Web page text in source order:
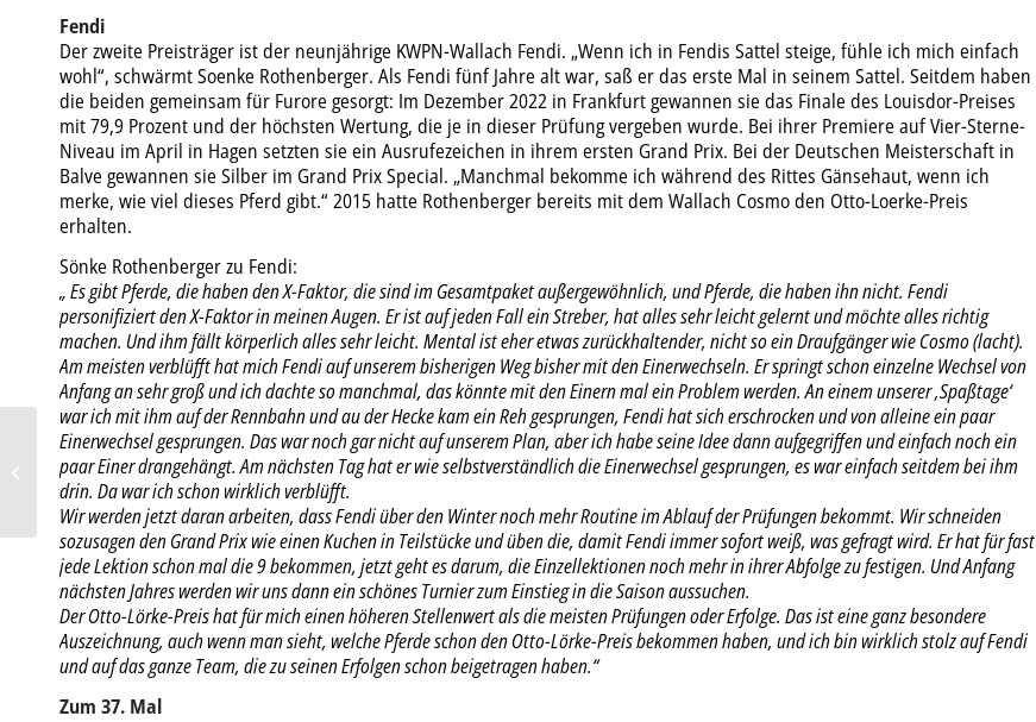
Fendi
Der zweite Preisträger ist der neunjährige KWPN-Wallach Fendi. „Wenn ich in Fendis Sattel steige, fühle ich mich einfach
wohl“, schwärmt Soenke Rothenberger. Als Fendi fünf Jahre alt war, saß er das erste Mal in seinem Sattel. Seitdem haben
die beiden gemeinsam für Furore gesorgt: Im Dezember 2022 in Frankfurt gewannen sie das Finale des Louisdor-Preises
mit 79,9 Prozent und der höchsten Wertung, die je in dieser Prüfung vergeben wurde. Bei ihrer Premiere auf Vier-Sterne-
Niveau im April in Hagen setzten sie ein Ausrufezeichen in ihrem ersten Grand Prix. Bei der Deutschen Meisterschaft in
Balve gewannen sie Silber im Grand Prix Special. „Manchmal bekomme ich während des Rittes Gänsehaut, wenn ich
merke, wie viel dieses Pferd gibt.“ 2015 hatte Rothenberger bereits mit dem Wallach Cosmo den Otto-Loerke-Preis
erhalten.
Sönke Rothenberger zu Fendi:
„ Es gibt Pferde, die haben den X-Faktor, die sind im Gesamtpaket außergewöhnlich, und Pferde, die haben ihn nicht. Fendi
personifiziert den X-Faktor in meinen Augen. Er ist auf jeden Fall ein Streber, hat alles sehr leicht gelernt und möchte alles richtig
machen. Und ihm fällt körperlich alles sehr leicht. Mental ist eher etwas zurückhaltender, nicht so ein Draufgänger wie Cosmo (lacht).
Am meisten verblüfft hat mich Fendi auf unserem bisherigen Weg bisher mit den Einerwechseln. Er springt schon einzelne Wechsel von
Anfang an sehr groß und ich dachte so manchmal, das könnte mit den Einern mal ein Problem werden. An einem unserer ‚Spaßtage‘
war ich mit ihm auf der Rennbahn und au der Hecke kam ein Reh gesprungen, Fendi hat sich erschrocken und von alleine ein paar
Einerwechsel gesprungen. Das war noch gar nicht auf unserem Plan, aber ich habe seine Idee dann aufgegriffen und einfach noch ein
paar Einer drangehängt. Am nächsten Tag hat er wie selbstverständlich die Einerwechsel gesprungen, es war einfach seitdem bei ihm
drin. Da war ich schon wirklich verblüfft.
Wir werden jetzt daran arbeiten, dass Fendi über den Winter noch mehr Routine im Ablauf der Prüfungen bekommt. Wir schneiden
sozusagen den Grand Prix wie einen Kuchen in Teilstücke und üben die, damit Fendi immer sofort weiß, was gefragt wird. Er hat für fast
jede Lektion schon mal die 9 bekommen, jetzt geht es darum, die Einzellektionen noch mehr in ihrer Abfolge zu festigen. Und Anfang
nächsten Jahres werden wir uns dann ein schönes Turnier zum Einstieg in die Saison aussuchen.
Der Otto-Lörke-Preis hat für mich einen höheren Stellenwert als die meisten Prüfungen oder Erfolge. Das ist eine ganz besondere
Auszeichnung, auch wenn man sieht, welche Pferde schon den Otto-Lörke-Preis bekommen haben, und ich bin wirklich stolz auf Fendi
und auf das ganze Team, die zu seinen Erfolgen schon beigetragen haben.“
Zum 37. Mal
17. Mastertitel für Isabell
Werth